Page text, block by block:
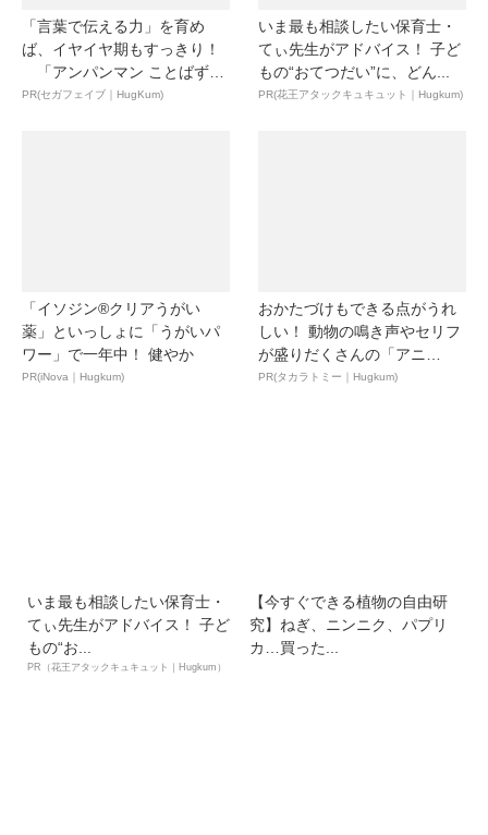
「言葉で伝える力」を育め
ば、イヤイヤ期もすっきり！
「アンパンマン ことばずか
ん...
PR(セガフェイブ｜HugKum)
いま最も相談したい保育士・
てぃ先生がアドバイス！ 子ど
もの“おてつだい”に、どん...
PR(花王アタックキュキュット｜Hugkum)
「イソジン®クリアうがい
薬」といっしょに「うがいパ
ワー」で一年中！ 健やか
PR(iNova｜Hugkum)
おかたづけもできる点がうれ
しい！ 動物の鳴き声やセリフ
が盛りだくさんの「アニ
ア ...
PR(タカラトミー｜Hugkum)
いま最も相談したい保育士・
てぃ先生がアドバイス！ 子ど
もの“お...
PR（花王アタックキュキュット｜Hugkum）
【今すぐできる植物の自由研
究】ねぎ、ニンニク、パプリ
カ…買った...